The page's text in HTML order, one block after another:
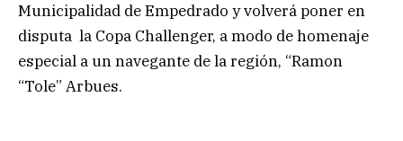
Municipalidad de Empedrado y volverá poner en
disputa la Copa Challenger, a modo de homenaje
especial a un navegante de la región, “Ramon
“Tole” Arbues.